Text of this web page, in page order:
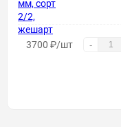
3700 ₽/шт -